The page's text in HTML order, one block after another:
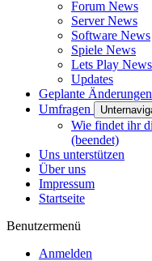
Forum News
Server News
Software News
Spiele News
Lets Play News
Updates
Geplante Änderungen
Umfragen
Wie findet ihr
(beendet)
Uns unterstützen
Über uns
Impressum
Startseite
Benutzermenü
Anmelden